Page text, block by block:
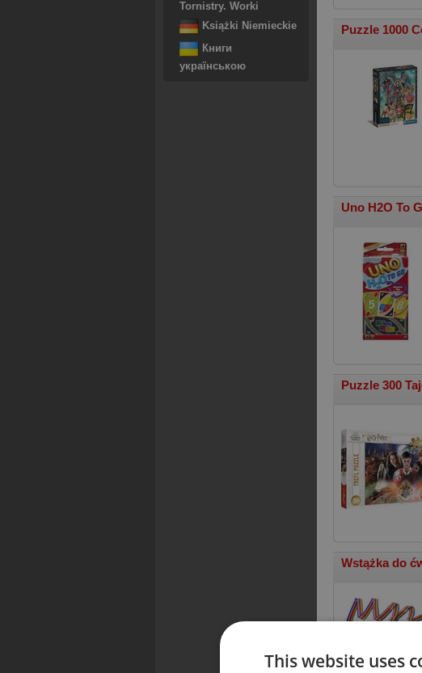
Tornistry. Worki
Książki Niemieckie
Книги
українською
Puzzle 1000
Uno H2O To
Puzzle 300
Wstążka do
This website uses